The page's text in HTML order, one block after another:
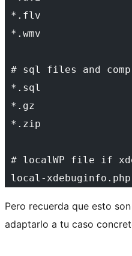
*.flv
*.wmv
# sql files and
*.sql
*.gz
*.zip
# localWP file if
local-xdebuginfo.php
Pero recuerda que esto
adaptarlo a tu caso